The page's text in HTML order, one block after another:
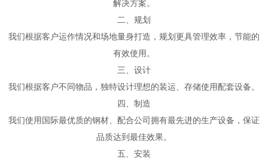
解决方案。
二、规划
我们根据客户运作情况和场地量身打造，规划更具管理效率，节能的
有效使用。
三、设计
我们根据客户不同物品，独特设计理想的装运、存储使用配套设备。
四、制造
我们使用国际最优质的钢材、配合公司拥有最先进的生产设备，保证
品质达到最佳效果。
五、安装